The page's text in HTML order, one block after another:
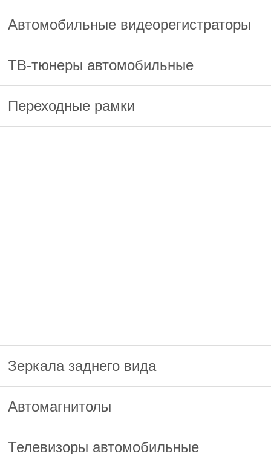
Автомобильные видеорегистраторы
ТВ-тюнеры автомобильные
Переходные рамки
Зеркала заднего вида
Автомагнитолы
Телевизоры автомобильные